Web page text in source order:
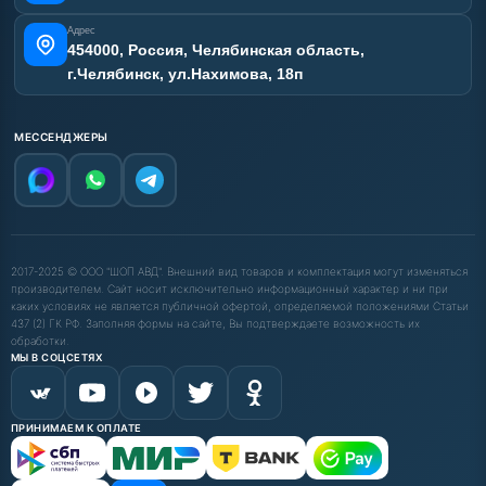
Адрес
454000, Россия, Челябинская область,
г.Челябинск, ул.Нахимова, 18п
МЕССЕНДЖЕРЫ
2017-2025 © ООО "ШОП АВД". Внешний вид товаров и комплектация могут изменяться
производителем. Сайт носит исключительно информационный характер и ни при
каких условиях не является публичной офертой, определяемой положениями Статьи
437 (2) ГК РФ. Заполняя формы на сайте, Вы подтверждаете возможность их
обработки.
МЫ В СОЦСЕТЯХ
ПРИНИМАЕМ К ОПЛАТЕ